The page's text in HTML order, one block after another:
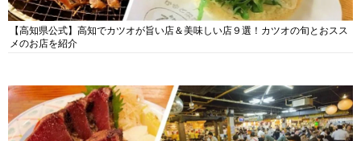
【高知県公式】高知でカツオが旨い店＆美味しい店９選！カツオの旬とおスス
メのお店を紹介